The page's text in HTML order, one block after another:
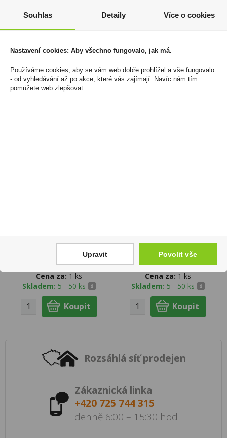
40%
749 Kč
Cena za:1 ks
5 - 50 ks
10ks
Cena za: krabičku (1 ks)
Skladem:
krabiček
40%
449 Kč
Cena za: 1 ks
Skladem: 5 - 50 ks
50ks
39 Kč
Cena za: 1 ks
Skladem: 5 - 50 ks
Rozsáhlá síť prodejen
Zákaznická linka
+420 725 744 315
denně 6:00 – 15:30 hod
Souhlas Detaily Více o cookies
Nastavení cookies: Aby všechno fungovalo, jak má.
Používáme cookies, aby se vám web dobře prohlížel a vše fungovalo
- od vyhledávání až po akce, které vás zajímají. Navíc nám tím
pomůžete web zlepšovat.
Upravit Povolit vše